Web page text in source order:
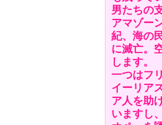
男たちの
アマゾー
紀、海の
に滅亡。
します。
一つはフ
イーリア
ア人を助
いますし